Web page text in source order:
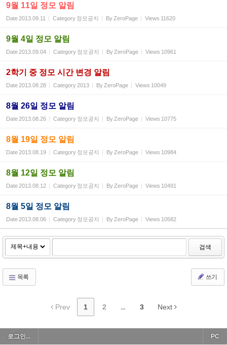
9월 11일 정모 알림
Date2013.09.11 Category 정모공지 By ZeroPage Views 11620
9월 4일 정모 알림
Date2013.09.04 Category 정모공지 By ZeroPage Views 10961
2학기 중 정모 시간 변경 알림
Date2013.08.28 Category2013 By ZeroPage Views 10049
8월 26일 정모 알림
Date2013.08.26 Category 정모공지 By ZeroPage Views 10775
8월 19일 정모 알림
Date2013.08.19 Category 정모공지 By ZeroPage Views 10984
8월 12일 정모 알림
Date2013.08.12 Category 정모공지 By ZeroPage Views 10491
8월 5일 정모 알림
Date2013.08.06 Category 정모공지 By ZeroPage Views 10582
검색
목록 쓰기
Prev 1 2 ... 3 Next
로그인... PC